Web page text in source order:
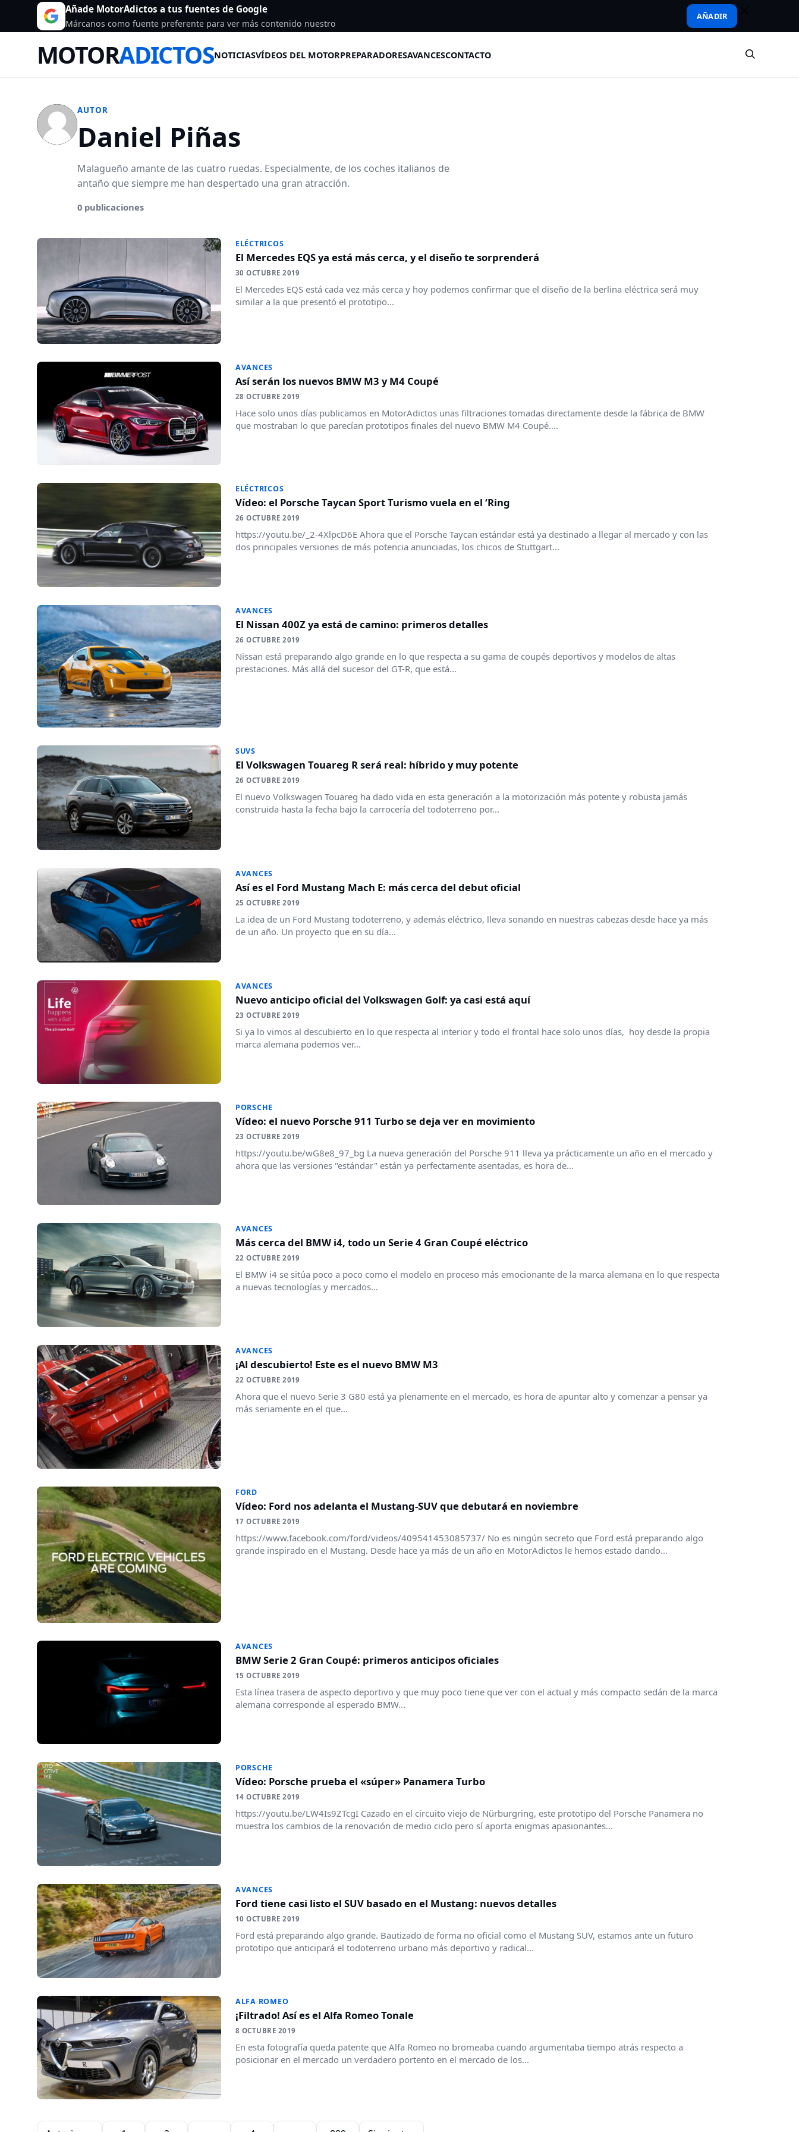
Añade MotorAdictos a tus fuentes de Google
Márcanos como fuente preferente para ver más contenido nuestro
AÑADIR
MOTORADICTOSNOTICIASVÍDEOS DEL MOTORPREPARADORESAVANCESCONTACTO
AUTOR
Daniel Piñas
Malagueño amante de las cuatro ruedas. Especialmente, de los coches italianos de
antaño que siempre me han despertado una gran atracción.
0 publicaciones
ELÉCTRICOS
El Mercedes EQS ya está más cerca, y el diseño te sorprenderá
30 OCTUBRE 2019
El Mercedes EQS está cada vez más cerca y hoy podemos confirmar que el diseño de la berlina eléctrica será muy
similar a la que presentó el prototipo...
AVANCES
Así serán los nuevos BMW M3 y M4 Coupé
28 OCTUBRE 2019
Hace solo unos días publicamos en MotorAdictos unas filtraciones tomadas directamente desde la fábrica de BMW
que mostraban lo que parecían prototipos finales del nuevo BMW M4 Coupé....
ELÉCTRICOS
Vídeo: el Porsche Taycan Sport Turismo vuela en el ‘Ring
26 OCTUBRE 2019
https://youtu.be/_2-4XlpcD6E Ahora que el Porsche Taycan estándar está ya destinado a llegar al mercado y con las
dos principales versiones de más potencia anunciadas, los chicos de Stuttgart...
AVANCES
El Nissan 400Z ya está de camino: primeros detalles
26 OCTUBRE 2019
Nissan está preparando algo grande en lo que respecta a su gama de coupés deportivos y modelos de altas
prestaciones. Más allá del sucesor del GT-R, que está...
SUVS
El Volkswagen Touareg R será real: híbrido y muy potente
26 OCTUBRE 2019
El nuevo Volkswagen Touareg ha dado vida en esta generación a la motorización más potente y robusta jamás
construida hasta la fecha bajo la carrocería del todoterreno por...
AVANCES
Así es el Ford Mustang Mach E: más cerca del debut oficial
25 OCTUBRE 2019
La idea de un Ford Mustang todoterreno, y además eléctrico, lleva sonando en nuestras cabezas desde hace ya más
de un año. Un proyecto que en su día...
AVANCES
Nuevo anticipo oficial del Volkswagen Golf: ya casi está aquí
23 OCTUBRE 2019
Si ya lo vimos al descubierto en lo que respecta al interior y todo el frontal hace solo unos días, hoy desde la propia
marca alemana podemos ver...
PORSCHE
Vídeo: el nuevo Porsche 911 Turbo se deja ver en movimiento
23 OCTUBRE 2019
https://youtu.be/wG8e8_97_bg La nueva generación del Porsche 911 lleva ya prácticamente un año en el mercado y
ahora que las versiones "estándar" están ya perfectamente asentadas, es hora de...
AVANCES
Más cerca del BMW i4, todo un Serie 4 Gran Coupé eléctrico
22 OCTUBRE 2019
El BMW i4 se sitúa poco a poco como el modelo en proceso más emocionante de la marca alemana en lo que respecta
a nuevas tecnologías y mercados...
AVANCES
¡Al descubierto! Este es el nuevo BMW M3
22 OCTUBRE 2019
Ahora que el nuevo Serie 3 G80 está ya plenamente en el mercado, es hora de apuntar alto y comenzar a pensar ya
más seriamente en el que...
FORD
Vídeo: Ford nos adelanta el Mustang-SUV que debutará en noviembre
17 OCTUBRE 2019
https://www.facebook.com/ford/videos/409541453085737/ No es ningún secreto que Ford está preparando algo
grande inspirado en el Mustang. Desde hace ya más de un año en MotorAdictos le hemos estado dando...
AVANCES
BMW Serie 2 Gran Coupé: primeros anticipos oficiales
15 OCTUBRE 2019
Esta línea trasera de aspecto deportivo y que muy poco tiene que ver con el actual y más compacto sedán de la marca
alemana corresponde al esperado BMW...
PORSCHE
Vídeo: Porsche prueba el «súper» Panamera Turbo
14 OCTUBRE 2019
https://youtu.be/LW4Is9ZTcgI Cazado en el circuito viejo de Nürburgring, este prototipo del Porsche Panamera no
muestra los cambios de la renovación de medio ciclo pero sí aporta enigmas apasionantes...
AVANCES
Ford tiene casi listo el SUV basado en el Mustang: nuevos detalles
10 OCTUBRE 2019
Ford está preparando algo grande. Bautizado de forma no oficial como el Mustang SUV, estamos ante un futuro
prototipo que anticipará el todoterreno urbano más deportivo y radical...
ALFA ROMEO
¡Filtrado! Así es el Alfa Romeo Tonale
8 OCTUBRE 2019
En esta fotografía queda patente que Alfa Romeo no bromeaba cuando argumentaba tiempo atrás respecto a
posicionar en el mercado un verdadero portento en el mercado de los...
Paginación de entradas